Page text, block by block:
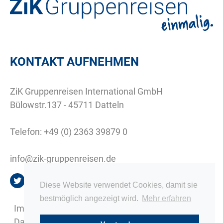
Diese Website verwendet Cookies, damit sie
bestmöglich angezeigt wird. Mehr erfahren
KONTAKT AUFNEHMEN
ZiK Gruppenreisen International GmbH
Bülowstr.137 - 45711 Datteln
Telefon: +49 (0) 2363 39879 0
info@zik-gruppenreisen.de
Impressum